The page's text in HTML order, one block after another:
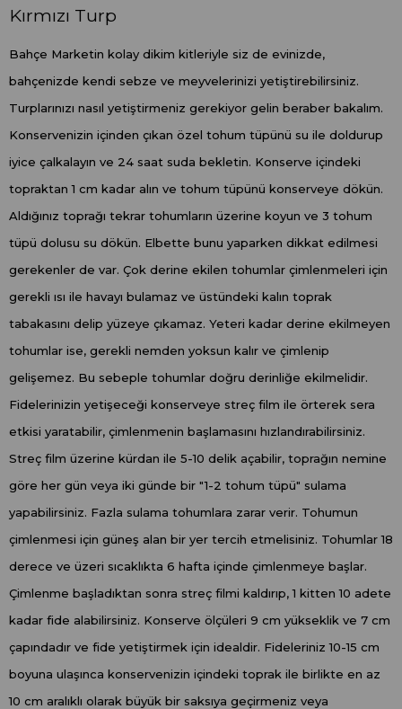
Kırmızı Turp
Bahçe Marketin kolay dikim kitleriyle siz de evinizde,
bahçenizde kendi sebze ve meyvelerinizi yetiştirebilirsiniz.
Turplarınızı nasıl yetiştirmeniz gerekiyor gelin beraber bakalım.
Konservenizin içinden çıkan özel tohum tüpünü su ile doldurup
iyice çalkalayın ve 24 saat suda bekletin. Konserve içindeki
topraktan 1 cm kadar alın ve tohum tüpünü konserveye dökün.
Aldığınız toprağı tekrar tohumların üzerine koyun ve 3 tohum
tüpü dolusu su dökün. Elbette bunu yaparken dikkat edilmesi
gerekenler de var. Çok derine ekilen tohumlar çimlenmeleri için
gerekli ısı ile havayı bulamaz ve üstündeki kalın toprak
tabakasını delip yüzeye çıkamaz. Yeteri kadar derine ekilmeyen
tohumlar ise, gerekli nemden yoksun kalır ve çimlenip
gelişemez. Bu sebeple tohumlar doğru derinliğe ekilmelidir.
Fidelerinizin yetişeceği konserveye streç film ile örterek sera
etkisi yaratabilir, çimlenmenin başlamasını hızlandırabilirsiniz.
Streç film üzerine kürdan ile 5-10 delik açabilir, toprağın nemine
göre her gün veya iki günde bir "1-2 tohum tüpü" sulama
yapabilirsiniz. Fazla sulama tohumlara zarar verir. Tohumun
çimlenmesi için güneş alan bir yer tercih etmelisiniz. Tohumlar 18
derece ve üzeri sıcaklıkta 6 hafta içinde çimlenmeye başlar.
Çimlenme başladıktan sonra streç filmi kaldırıp, 1 kitten 10 adete
kadar fide alabilirsiniz. Konserve ölçüleri 9 cm yükseklik ve 7 cm
çapındadır ve fide yetiştirmek için idealdir. Fideleriniz 10-15 cm
boyuna ulaşınca konservenizin içindeki toprak ile birlikte en az
10 cm aralıklı olarak büyük bir saksıya geçirmeniz veya